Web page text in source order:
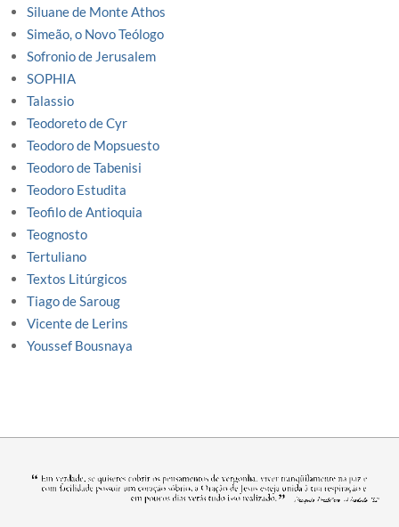
Siluane de Monte Athos
Simeão, o Novo Teólogo
Sofronio de Jerusalem
SOPHIA
Talassio
Teodoreto de Cyr
Teodoro de Mopsuesto
Teodoro de Tabenisi
Teodoro Estudita
Teofilo de Antioquia
Teognosto
Tertuliano
Textos Litúrgicos
Tiago de Saroug
Vicente de Lerins
Youssef Bousnaya